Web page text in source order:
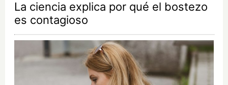
La ciencia explica por qué el bostezo
es contagioso